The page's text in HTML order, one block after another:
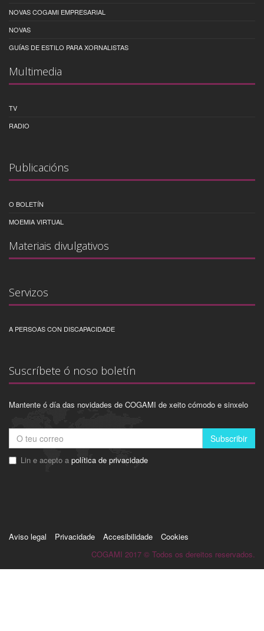
NOVAS COGAMI EMPRESARIAL
NOVAS
GUÍAS DE ESTILO PARA XORNALISTAS
Multimedia
TV
RADIO
Publicacións
O BOLETÍN
MOEMIA VIRTUAL
Materiais divulgativos
Servizos
A PERSOAS CON DISCAPACIDADE
Suscríbete ó noso boletín
Mantente ó día das novidades de COGAMI de xeito cómodo e sinxelo
Subscribir
Lin e acepto a política de privacidade
Aviso legal Privacidade Accesibilidade
Cookies
COGAMI 2017 © Todos os dereitos reservados.